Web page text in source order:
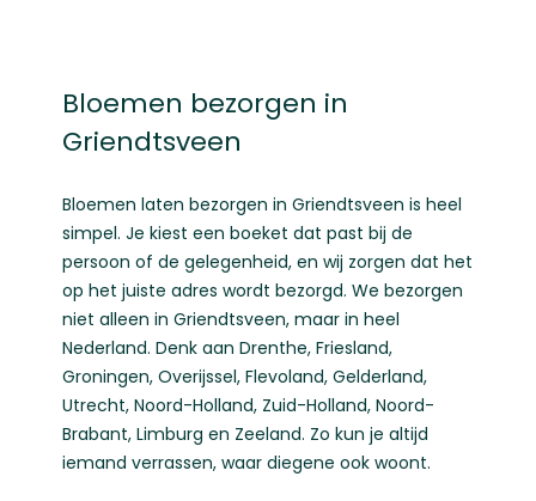
Bloemen bezorgen in
Griendtsveen
Bloemen laten bezorgen in Griendtsveen is heel
simpel. Je kiest een boeket dat past bij de
persoon of de gelegenheid, en wij zorgen dat het
op het juiste adres wordt bezorgd. We bezorgen
niet alleen in Griendtsveen, maar in heel
Nederland. Denk aan Drenthe, Friesland,
Groningen, Overijssel, Flevoland, Gelderland,
Utrecht, Noord-Holland, Zuid-Holland, Noord-
Brabant, Limburg en Zeeland. Zo kun je altijd
iemand verrassen, waar diegene ook woont.